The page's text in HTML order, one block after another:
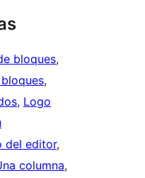
bloques
, Logo
del editor
columna